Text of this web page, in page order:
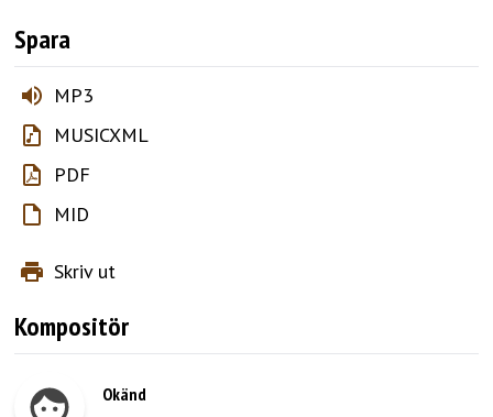
Spara
MP3
MUSICXML
PDF
MID
Skriv ut
Kompositör
Okänd